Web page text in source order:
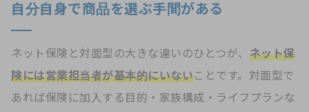
自分自身で商品を選ぶ手間がある
ネット保険と対面型の大きな違いのひとつが、 ネット保
険には営業担当者が基本的にいないことです。対面型で
あれば保険に加入する目的・家族構成・ライフプランな